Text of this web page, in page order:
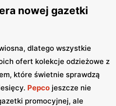
nowej gazetki
dlatego wszystkie
ofert kolekcje odzieżowe z
które świetnie sprawdzą
Pepco jeszcze nie
promocyjnej, ale